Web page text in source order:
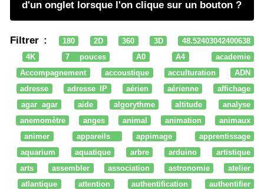
d'un onglet lorsque l'on clique sur un bouton ?
Filtrer : 180 2D 360 3D
48.52403042400638
4K
7 pouces A0 A4
academie
Accompagnement
accoustique acculturation
ADN
adresse
adresse IP aérien aérienne
affichage
agar agar
aide algorythme altitude
analyse
anemomètre
anges animal animation
animaux
animer
appareils appimage
apprentissage
aquarium
aquatique arbre arduino
artistique
arts
assembler association astronomie
atelier
atlantique
attention authentification
authentifier